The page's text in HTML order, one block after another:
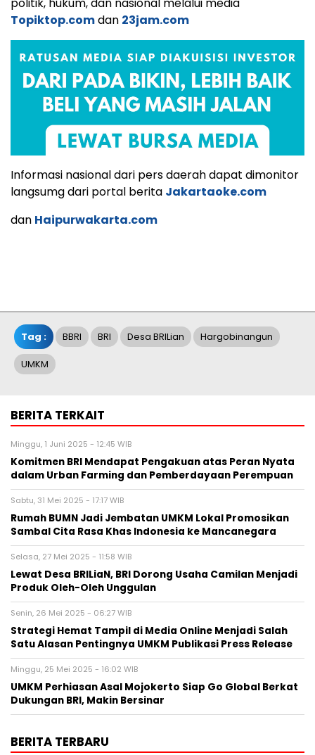
politik, hukum, dan nasional melalui media
Topiktop.comdan 23jam.com
Informasi nasional dari pers daerah dapat dimonitor
langsumg dari portal berita Jakartaoke.com
dan Haipurwakarta.com
Tag : BBRI BRI Desa BRILian Hargobinangun
UMKM
BERITA TERKAIT
Minggu, 1 Juni 2025 - 12:45 WIB
Komitmen BRI Mendapat Pengakuan atas Peran Nyata
dalam Urban Farming dan Pemberdayaan Perempuan
Sabtu, 31 Mei 2025 - 17:17 WIB
Rumah BUMN Jadi Jembatan UMKM Lokal Promosikan
Sambal Cita Rasa Khas Indonesia ke Mancanegara
Selasa, 27 Mei 2025 - 11:58 WIB
Lewat Desa BRILiaN, BRI Dorong Usaha Camilan Menjadi
Produk Oleh-Oleh Unggulan
Senin, 26 Mei 2025 - 06:27 WIB
Strategi Hemat Tampil di Media Online Menjadi Salah
Satu Alasan Pentingnya UMKM Publikasi Press Release
Minggu, 25 Mei 2025 - 16:02 WIB
UMKM Perhiasan Asal Mojokerto Siap Go Global Berkat
Dukungan BRI, Makin Bersinar
BERITA TERBARU